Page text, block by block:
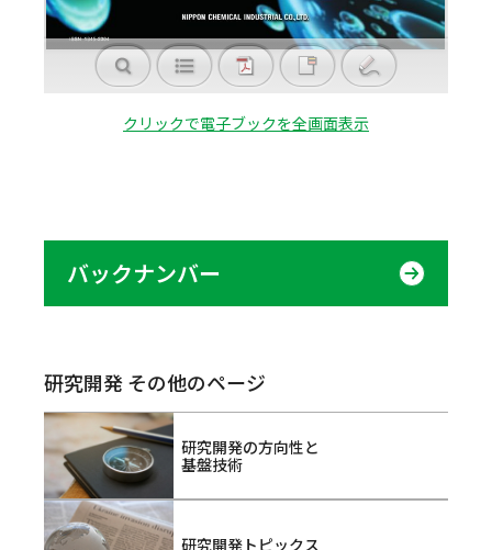
最新版CREATIVE（技術報告書）2023年
クリックで電子ブックを全画面表示
バックナンバー
研究開発 その他のページ
研究開発の方向性と
基盤技術
研究開発トピックス